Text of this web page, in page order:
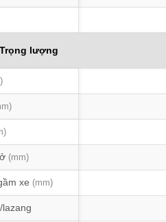
lượng
(mm)
xe (mm)